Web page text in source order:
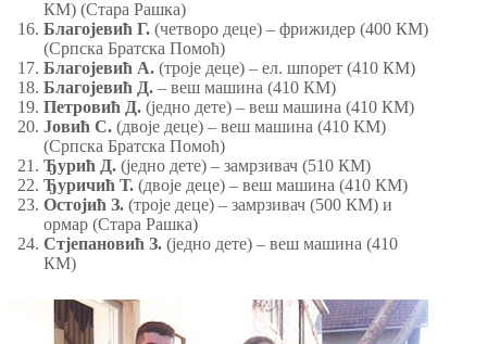
КМ) (Стара Рашка)
Благојевић Г. (четворо деце) – фрижидер (400 КМ)
(Српска Братска Помоћ)
Благојевић А. (троје деце) – ел. шпорет (410 КМ)
Благојевић Д. – веш машина (410 КМ)
Петровић Д. (једно дете) – веш машина (410 КМ)
Јовић С. (двоје деце) – веш машина (410 КМ)
(Српска Братска Помоћ)
Ђурић Д. (једно дете) – замрзивач (510 КМ)
Ђуричић Т. (двоје деце) – веш машина (410 КМ)
Остојић З. (троје деце) – замрзивач (500 КМ) и
ормар (Стара Рашка)
Стјепановић З. (једно дете) – веш машина (410
КМ)